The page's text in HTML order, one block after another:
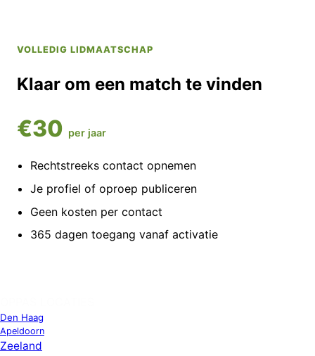
VOLLEDIG LIDMAATSCHAP
Klaar om een match te vinden
€30 per jaar
Rechtstreeks contact opnemen
Je profiel of oproep publiceren
Geen kosten per contact
365 dagen toegang vanaf activatie
Den Haag
Apeldoorn
Zeeland